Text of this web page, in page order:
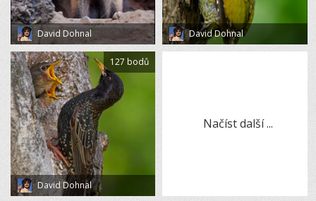
David Dohnal David Dohnal
David Dohnal
127 bodů
Načíst další ...